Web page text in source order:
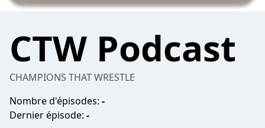
CTW Podcast
CHAMPIONS THAT WRESTLE
Nombre d'épisodes: -
Dernier épisode: -